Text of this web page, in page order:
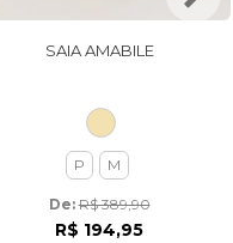
SAIA AMABILE
P M
De: R$ 389,90
R$ 194,95